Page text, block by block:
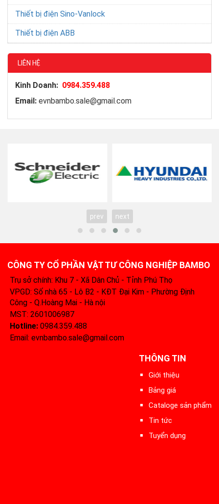
Thiết bị điện Sino-Vanlock
Thiết bị điện ABB
LIÊN HỆ
Kinh Doanh: 0984.359.488
Email: evnbambo.sale@gmail.com
prev next
CÔNG TY CỔ PHẦN VẬT TƯ CÔNG NGHIỆP BAMBO
Trụ sở chính: Khu 7 - Xã Dân Chủ - Tỉnh Phú Thọ
VPGD: Số nhà 65 - Lô B2 - KĐT Đại Kim - Phường Định
Công - Q.Hoàng Mai - Hà nội
MST: 2601006987
Hotline: 0984.359.488‬
Email: evnbambo.sale@gmail.com
THÔNG TIN
Giới thiệu
Bảng giá
Cataloge sản phẩm
Tin tức
Tuyển dụng